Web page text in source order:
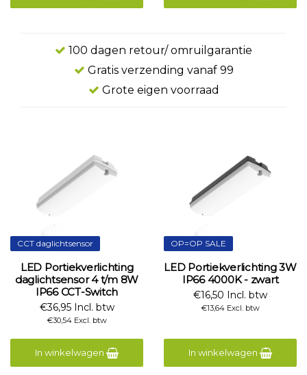
100 dagen retour/ omruilgarantie
Gratis verzending vanaf 99
Grote eigen voorraad
CCT daglichtsensor
LED Portiekverlichting
daglichtsensor 4 t/m 8W
IP66 CCT-Switch
€36,95 Incl. btw
€30,54 Excl. btw
In winkelwagen
OP=OP SALE
LED Portiekverlichting 3W
IP66 4000K - zwart
€16,50 Incl. btw
€13,64 Excl. btw
In winkelwagen